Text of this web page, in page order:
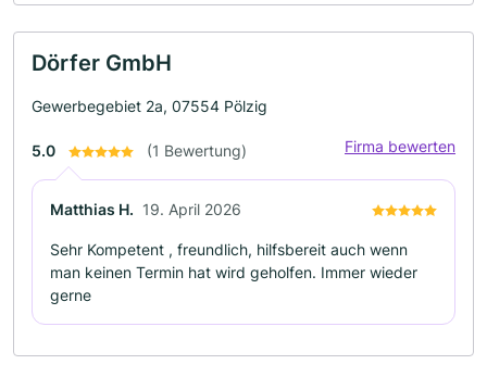
Dörfer GmbH
Gewerbegebiet 2a, 07554 Pölzig
5.0 (1 Bewertung) Firma bewerten
Matthias H. 19. April 2026
Sehr Kompetent , freundlich, hilfsbereit auch wenn
man keinen Termin hat wird geholfen. Immer wieder
gerne